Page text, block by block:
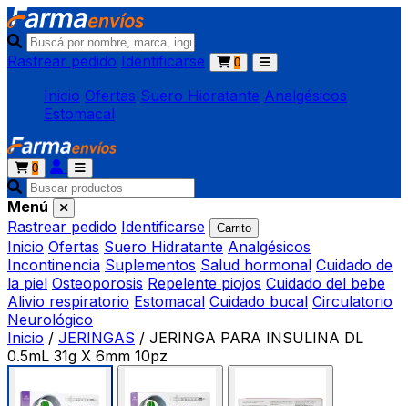
Rastrear pedido Identificarse 0
Inicio Ofertas Suero Hidratante Analgésicos
Estomacal
0
Menú
Rastrear pedido Identificarse Carrito
Inicio Ofertas Suero Hidratante Analgésicos
Incontinencia Suplementos Salud hormonal Cuidado de
la piel Osteoporosis Repelente piojos Cuidado del bebe
Alivio respiratorio Estomacal Cuidado bucal Circulatorio
Neurológico
Inicio / JERINGAS / JERINGA PARA INSULINA DL
0.5mL 31g X 6mm 10pz